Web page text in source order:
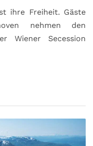
ihre Freiheit. Gäste
nehmen den
Wiener Secession